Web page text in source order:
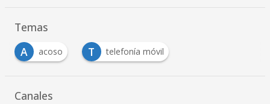
Temas
A
acoso T telefonía móvil
Canales